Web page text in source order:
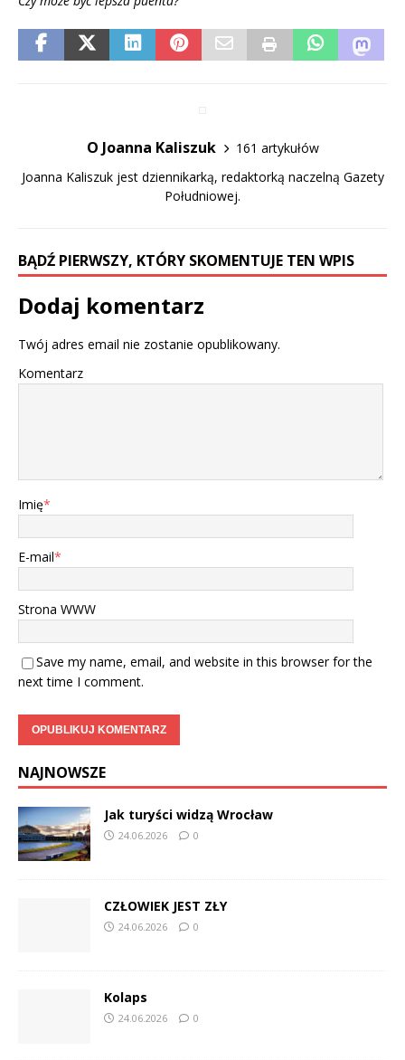
O Joanna Kaliszuk
161 artykułów
Joanna Kaliszuk jest dziennikarką, redaktorką naczelną Gazety
Południowej.
BĄDŹ PIERWSZY, KTÓRY SKOMENTUJE TEN WPIS
Dodaj komentarz
Twój adres email nie zostanie opublikowany.
Komentarz
Imię*
E-mail*
Strona WWW
Save my name, email, and website in this browser for the
next time I comment.
NAJNOWSZE
Jak turyści widzą Wrocław
24.06.2026 0
CZŁOWIEK JEST ZŁY
24.06.2026 0
Kolaps
24.06.2026 0